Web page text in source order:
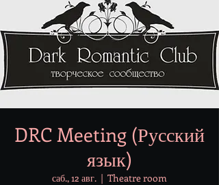
DRC Meeting (Русский
язык)
саб., 12 авг.
  |
Theatre room